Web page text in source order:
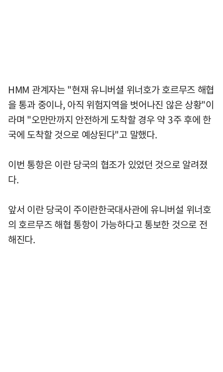
HMM 관계자는 "현재 유니버셜 위너호가 호르무즈 해협
을 통과 중이나, 아직 위험지역을 벗어나진 않은 상황"이
라며 "오만만까지 안전하게 도착할 경우 약 3주 후에 한
국에 도착할 것으로 예상된다"고 말했다.
이번 통항은 이란 당국의 협조가 있었던 것으로 알려졌
다.
앞서 이란 당국이 주이란한국대사관에 유니버설 위너호
의 호르무즈 해협 통항이 가능하다고 통보한 것으로 전
해진다.